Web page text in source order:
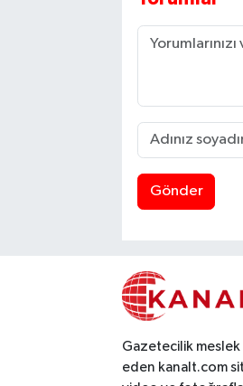
Gönder
Gazetecilik
eden kanalt.com